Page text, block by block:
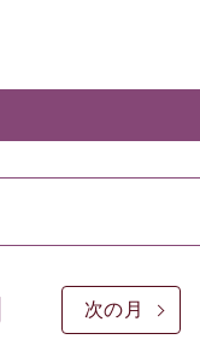
次の月